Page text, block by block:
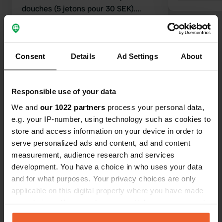
Consent Details Ad Settings About
Responsible use of your data
We and our 1022 partners process your personal data,
e.g. your IP-number, using technology such as cookies to
store and access information on your device in order to
serve personalized ads and content, ad and content
measurement, audience research and services
development. You have a choice in who uses your data
and for what purposes. Your privacy choices are only
applicable on this digital property where you have made
any time from the Cookie Declaration or by clicking on
douches (5 jetons pour 30 SEK).
Voir tous les 12 avis
Contact
Emplacement
Enerumsvägen 260